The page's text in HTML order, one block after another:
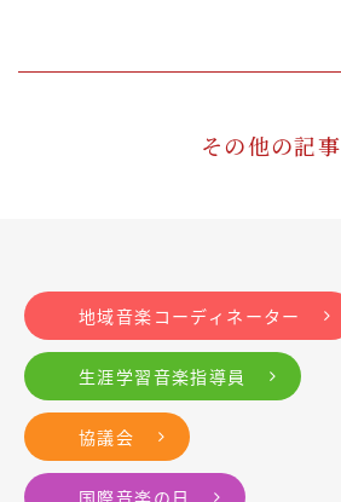
その他の記事
地域音楽コーディネーター
生涯学習音楽指導員
協議会
国際音楽の日